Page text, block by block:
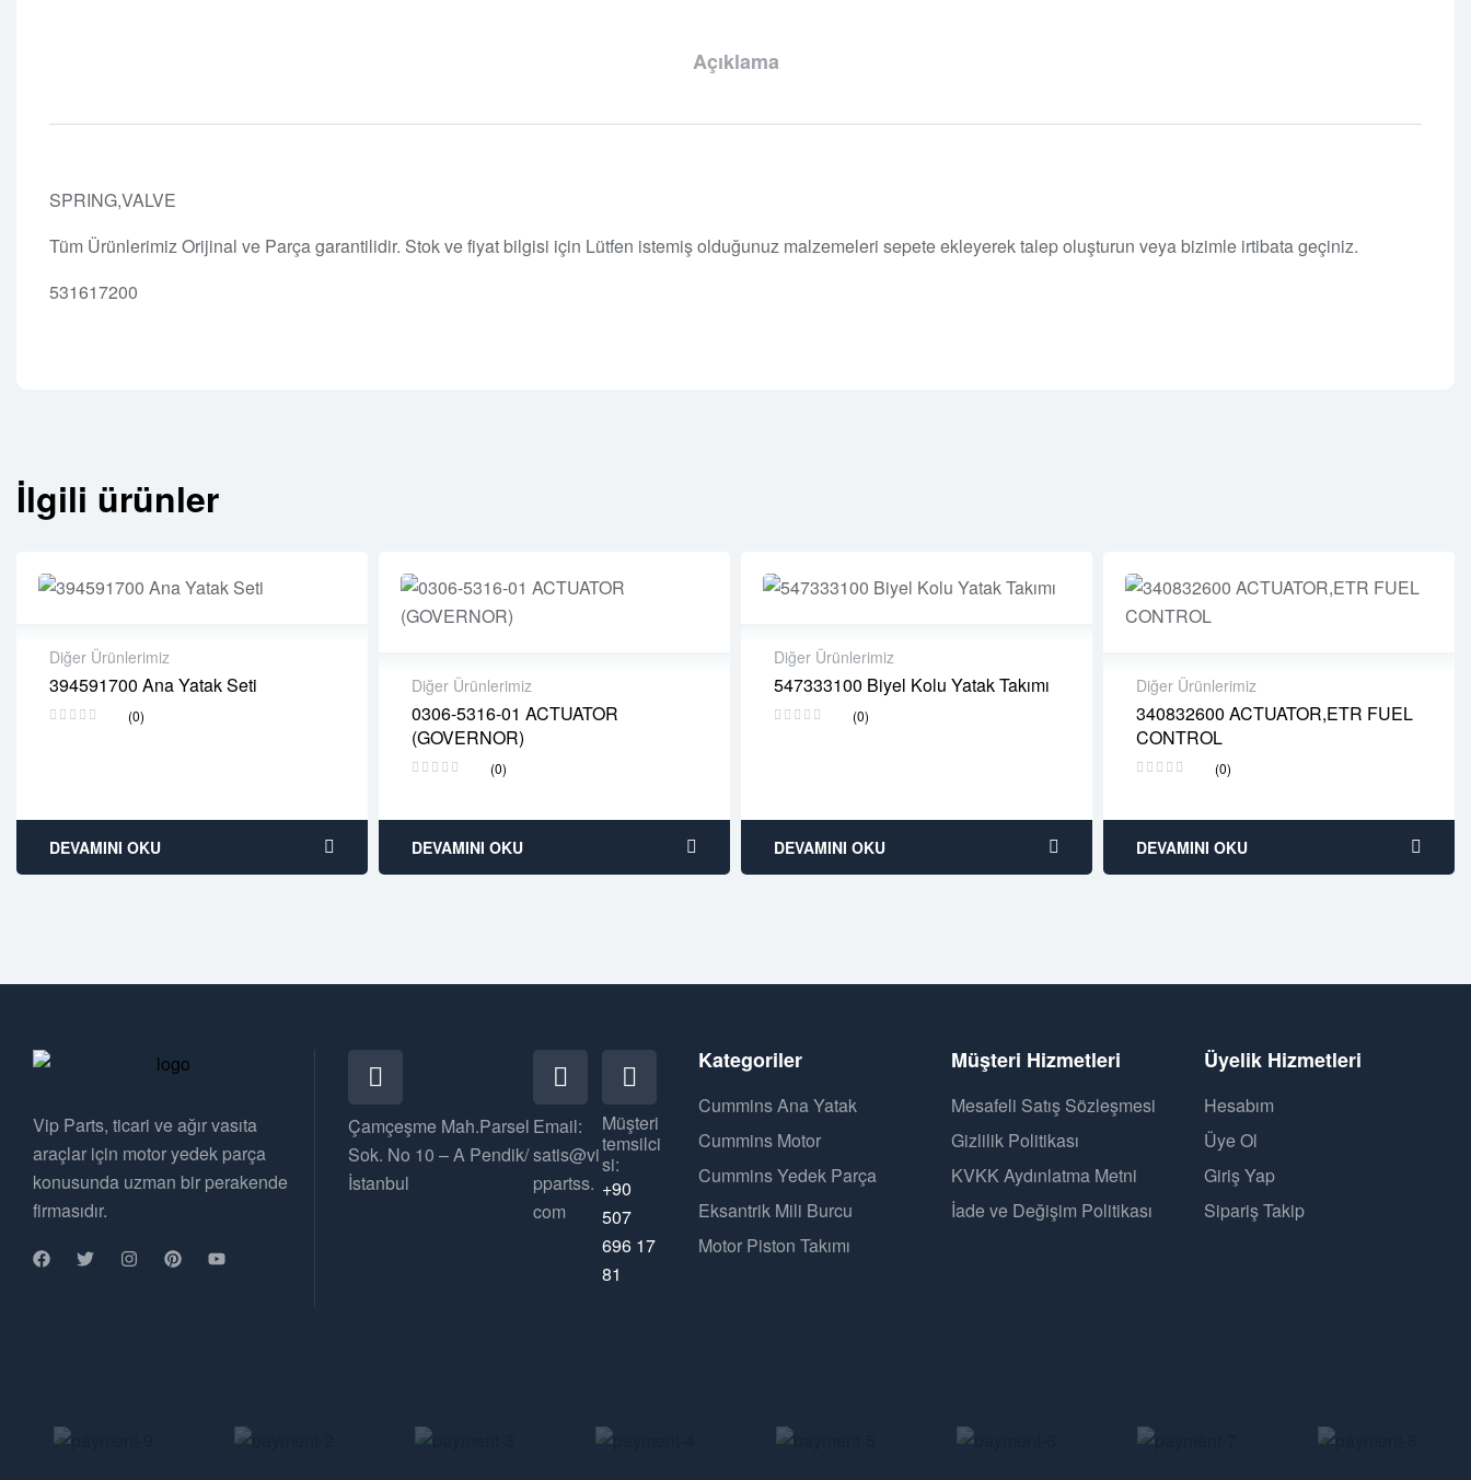
Açıklama
SPRING,VALVE
Tüm Ürünlerimiz Orijinal ve Parça garantilidir. Stok ve fiyat bilgisi için Lütfen istemiş olduğunuz malzemeleri sepete ekleyerek talep oluşturun veya bizimle irtibata geçiniz.
531617200
İlgili ürünler
Diğer Ürünlerimiz
394591700 Ana Yatak Seti
(0)
2 years warranty
Delivery time: 1-2 business days
DEVAMINI OKU
Diğer Ürünlerimiz
0306-5316-01 ACTUATOR
(GOVERNOR)
(0)
2 years warranty
Delivery time: 1-2 business days
Free 90 days return
DEVAMINI OKU
Diğer Ürünlerimiz
547333100 Biyel Kolu Yatak Takımı
(0)
2 years warranty
Delivery time: 1-2 business days
DEVAMINI OKU
Diğer Ürünlerimiz
340832600 ACTUATOR,ETR FUEL
CONTROL
(0)
2 years warranty
Delivery time: 1-2 business days
Free 90 days return
DEVAMINI OKU
Vip Parts, ticari ve ağır vasıta
araçlar için motor yedek parça
konusunda uzman bir perakende
firmasıdır.
Çamçeşme Mah.Parsel
Sok. No 10 – A Pendik/
İstanbul
Email:
satis@vi
ppartss.
com
Müşteri
temsilci
si:
+90
507
696 17
81
Kategoriler
Cummins Ana Yatak
Cummins Motor
Cummins Yedek Parça
Eksantrik Mili Burcu
Motor Piston Takımı
Müşteri Hizmetleri
Mesafeli Satış Sözleşmesi
Gizlilik Politikası
KVKK Aydınlatma Metni
İade ve Değişim Politikası
Üyelik Hizmetleri
Hesabım
Üye Ol
Giriş Yap
Sipariş Takip